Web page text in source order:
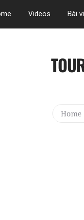
Videos Bài
Home